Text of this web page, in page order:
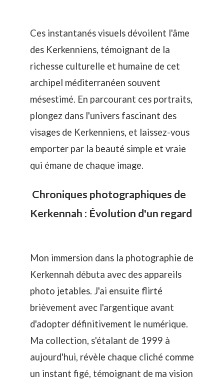
Ces instantanés visuels dévoilent l'âme
des Kerkenniens, témoignant de la
richesse culturelle et humaine de cet
archipel méditerranéen souvent
mésestimé. En parcourant ces portraits,
plongez dans l'univers fascinant des
visages de Kerkenniens, et laissez-vous
emporter par la beauté simple et vraie
qui émane de chaque image.
Chroniques photographiques de
Kerkennah : Évolution d'un regard
Mon immersion dans la photographie de
Kerkennah débuta avec des appareils
photo jetables. J'ai ensuite flirté
brièvement avec l'argentique avant
d'adopter définitivement le numérique.
Ma collection, s'étalant de 1999 à
aujourd'hui, révèle chaque cliché comme
un instant figé, témoignant de ma vision